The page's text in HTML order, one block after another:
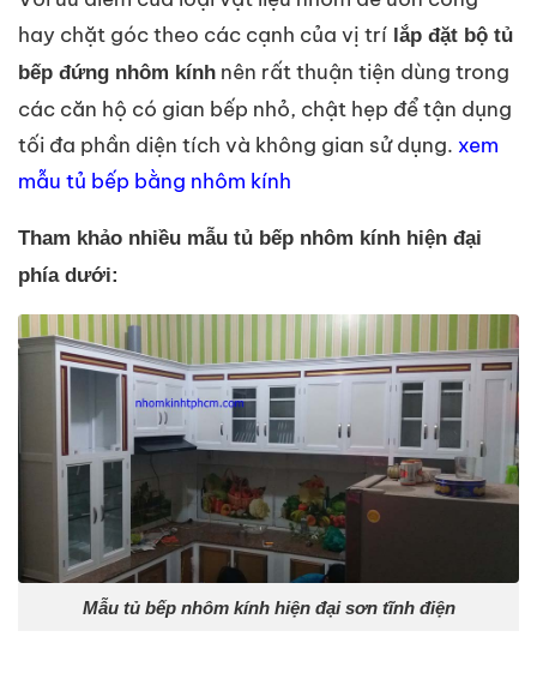
hay chặt góc theo các cạnh của vị trí lắp đặt bộ tủ
bếp đứng nhôm kính nên rất thuận tiện dùng trong
các căn hộ có gian bếp nhỏ, chật hẹp để tận dụng
tối đa phần diện tích và không gian sử dụng. xem
mẫu tủ bếp bằng nhôm kính
Tham khảo nhiều mẫu tủ bếp nhôm kính hiện đại
phía dưới:
Mẫu tủ bếp nhôm kính hiện đại sơn tĩnh điện